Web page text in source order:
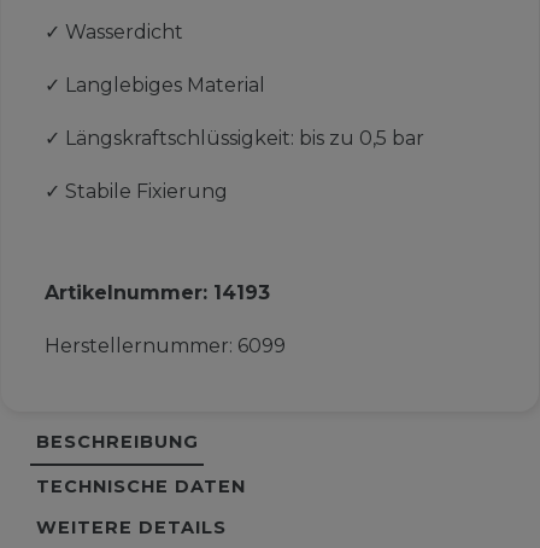
✓ Wasserdicht
✓ Langlebiges Material
✓ Längskraftschlüssigkeit: bis zu 0,5 bar
✓ Stabile Fixierung
Artikelnummer: 14193
Herstellernummer: 6099
BESCHREIBUNG
TECHNISCHE DATEN
WEITERE DETAILS